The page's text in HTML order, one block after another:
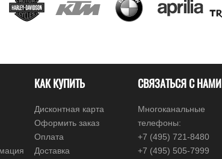
38
46
КАК КУПИТЬ
Дисконтная карта
Оформить заказ
Оплата
Доставка
СВЯЗАТЬСЯ С НАМИ
Многоканальные
телефоны:
+7 (495) 721-8480
+7 (495) 505-7999